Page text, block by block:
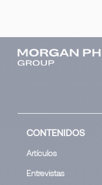
CONTENIDOS
Artículos
Entrevistas